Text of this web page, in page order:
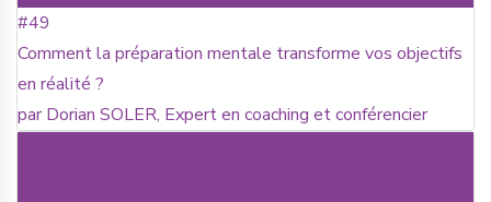
#49
Comment la préparation mentale transforme vos objectifs
en réalité ?
par Dorian SOLER, Expert en coaching et conférencier